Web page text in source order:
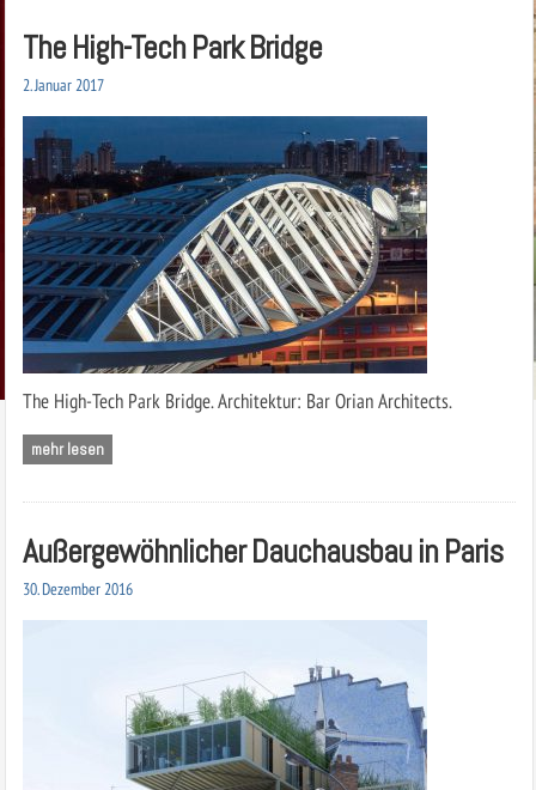
The High-Tech Park Bridge
2. Januar 2017
The High-Tech Park Bridge. Architektur: Bar Orian Architects.
mehr lesen
Außergewöhnlicher Dauchausbau in Paris
30. Dezember 2016